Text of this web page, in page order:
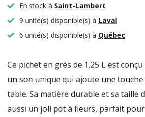
En stock à Saint-Lambert
9 unité(s) disponible(s) à Laval
6 unité(s) disponible(s) à Québec
Ce pichet en grès de 1,25 L est
un son unique qui ajoute une
table. Sa matière durable et sa taille
aussi un joli pot à fleurs, parfait